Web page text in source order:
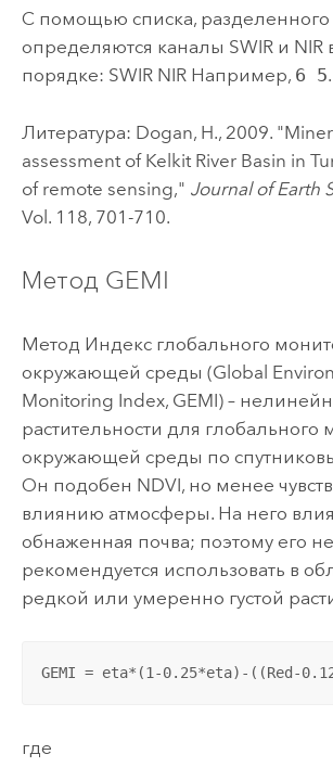
С помощью списка,
определяются каналы SWIR и
порядке: SWIR NIR Например, 6 5.
Литература: Dogan, H., 2009.
assessment of Kelkit River Basin in
of remote sensing," Journal of Earth
Vol. 118, 701-710.
Метод GEMI
Метод Индекс глобального
окружающей среды (Global
Monitoring Index, GEMI) –
растительности для глобального
окружающей среды по
Он подобен NDVI, но менее
влиянию атмосферы. На него
обнаженная почва; поэтому его не
рекомендуется использовать в
редкой или умеренно густой
GEMI = eta*(1-0.25*eta)-((Red-
где